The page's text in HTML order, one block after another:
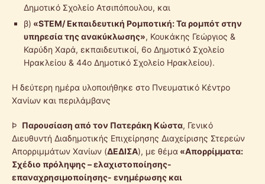
Δημοτικό Σχολείο Ατσιπόπουλου, και
β) «STEM/ Εκπαιδευτική Ρομποτική: Τα ρομπότ στην
υπηρεσία της ανακύκλωσης», Κουκάκης Γεώργιος &
Καρύδη Χαρά, εκπαιδευτικοί, 6ο Δημοτικό Σχολείο
Ηρακλείου & 44ο Δημοτικό Σχολείο Ηρακλείου).
Η δεύτερη ημέρα υλοποιήθηκε στο Πνευματικό Κέντρο
Χανίων και περιλάμβανς
Þ Παρουσίαση από τον Πατεράκη Κώστα, Γενικό
Διευθυντή Διαδημοτικής Επιχείρησης Διαχείρισης Στερεών
Απορριμμάτων Χανίων (ΔΕΔΙΣΑ), με θέμα «Απορρίμματα:
Σχέδιο πρόληψης – ελαχιστοποίησης-
επαναχρησιμοποίησης- ενημέρωσης και